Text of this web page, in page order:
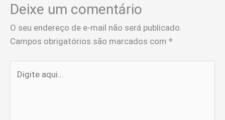
Deixe um comentário
O seu endereço de e-mail não será publicado.
Campos obrigatórios são marcados com *
aqui...